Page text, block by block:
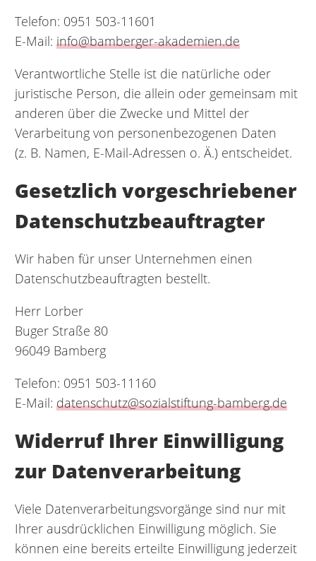
Telefon: 0951 503-11601
E-Mail: info@bamberger-akademien.de
Verantwortliche Stelle ist die natürliche oder
juristische Person, die allein oder gemeinsam mit
anderen über die Zwecke und Mittel der
Verarbeitung von personenbezogenen Daten
(z. B. Namen, E-Mail-Adressen o. Ä.) entscheidet.
Gesetzlich vorgeschriebener
Datenschutzbeauftragter
Wir haben für unser Unternehmen einen
Datenschutzbeauftragten bestellt.
Herr Lorber
Buger Straße 80
96049 Bamberg
Telefon: 0951 503-11160
E-Mail: datenschutz@sozialstiftung-bamberg.de
Widerruf Ihrer Einwilligung
zur Datenverarbeitung
Viele Datenverarbeitungsvorgänge sind nur mit
Ihrer ausdrücklichen Einwilligung möglich. Sie
können eine bereits erteilte Einwilligung jederzeit